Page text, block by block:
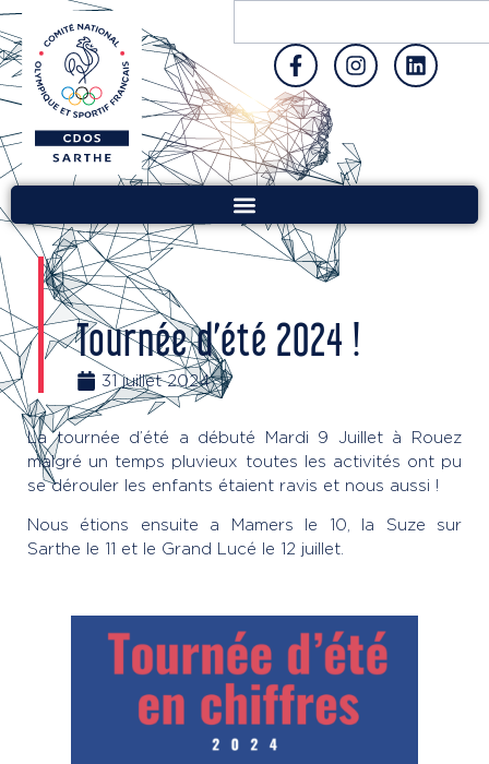
Tournée d’été 2024 !
31 juillet 2024
La tournée d’été a débuté Mardi 9 Juillet à Rouez
malgré un temps pluvieux toutes les activités ont pu
se dérouler les enfants étaient ravis et nous aussi !
Nous étions ensuite a Mamers le 10, la Suze sur
Sarthe le 11 et le Grand Lucé le 12 juillet.